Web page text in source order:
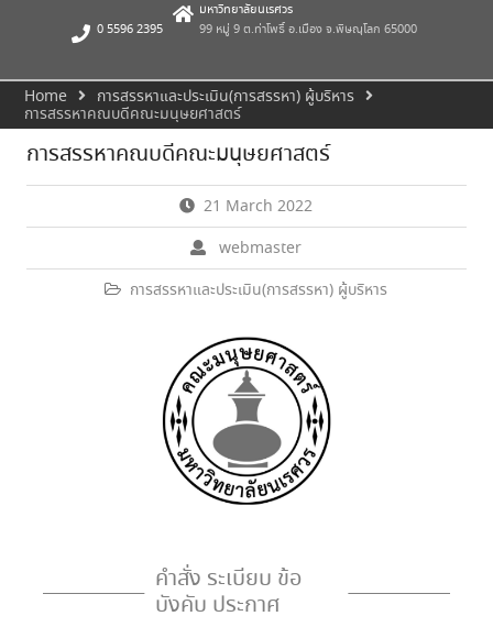
0 5596 2395
มหาวิทยาลัยนเรศวร
99 หมู่ 9 ต.ท่าโพธิ์ อ.เมือง จ.พิษณุโลก 65000
Home
การสรรหาและประเมิน(การสรรหา) ผู้บริหาร
การสรรหาคณบดีคณะมนุษยศาสตร์
การสรรหาคณบดีคณะมนุษยศาสตร์
21 March 2022
webmaster
การสรรหาและประเมิน(การสรรหา) ผู้บริหาร
คำสั่ง ระเบียบ ข้อ
บังคับ ประกาศ